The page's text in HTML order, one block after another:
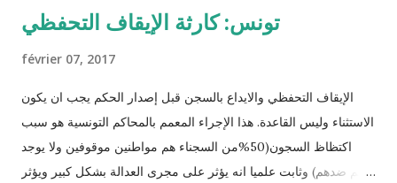
تونس: كارثة الإيقاف التحفظي
février 07, 2017
الإيقاف التحفظي والايداع بالسجن قبل إصدار الحكم يجب ان يكون
الاستثناء وليس القاعدة. هذا الإجراء المعمم بالمحاكم التونسية هو سبب
اكتظاظ السجون(50%من السجناء هم مواطنين موقوفين ولا يوجد
حكم ضدهم) وثابت علميا انه يؤثر على مجرى العدالة بشكل كبير ويؤثر